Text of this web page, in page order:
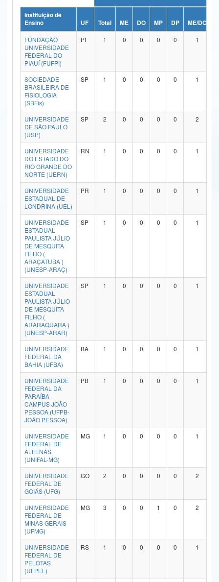
Ministério da Ciência, Tecnologia, Inovações e Comunicações
Ministério do Meio Ambiente
Ministério do Turismo
Ministério do Desenvolvimento Regional
Controladoria-Geral da União
Ministério da Mulher, da Família e dos Direitos Humanos
Secretaria-Geral
Secretaria de Governo
Gabinete de Segurança Institucional
Advocacia-Geral da União
Banco Central do Brasil
Instituição de
Ensino
UF Total ME DO MP DP ME/DO
FUNDAÇÃO
UNIVERSIDADE
FEDERAL DO
PIAUÍ (FUFPI)
PI 1 0 0 0 0 1
SOCIEDADE
BRASILEIRA DE
FISIOLOGIA
(SBFis)
SP 1 0 0 0 0 1
UNIVERSIDADE
DE SÃO PAULO
(USP)
SP 2 0 0 0 0 2
UNIVERSIDADE
DO ESTADO DO
RIO GRANDE DO
NORTE (UERN)
RN 1 0 0 0 0 1
UNIVERSIDADE
ESTADUAL DE
LONDRINA (UEL)
PR 1 0 0 0 0 1
UNIVERSIDADE
ESTADUAL
PAULISTA JÚLIO
DE MESQUITA
FILHO (
ARAÇATUBA )
(UNESP-ARAÇ)
SP 1 0 0 0 0 1
UNIVERSIDADE
ESTADUAL
PAULISTA JÚLIO
DE MESQUITA
FILHO (
ARARAQUARA )
(UNESP-ARAR)
SP 1 0 0 0 0 1
UNIVERSIDADE
FEDERAL DA
BAHIA (UFBA)
BA 1 0 0 0 0 1
UNIVERSIDADE
FEDERAL DA
PARAÍBA -
CAMPUS JOÃO
PESSOA (UFPB-
JOÃO PESSOA)
PB 1 0 0 0 0 1
UNIVERSIDADE
FEDERAL DE
ALFENAS
(UNIFAL-MG)
MG 1 0 0 0 0 1
UNIVERSIDADE
FEDERAL DE
GOIÁS (UFG)
GO 2 0 0 0 0 2
UNIVERSIDADE
FEDERAL DE
MINAS GERAIS
(UFMG)
MG 3 0 0 1 0 2
UNIVERSIDADE
FEDERAL DE
PELOTAS
(UFPEL)
RS 1 0 0 0 0 1